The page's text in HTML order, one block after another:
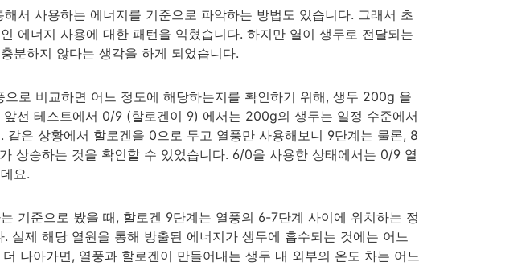
서 사용하는 에너지를 기준으로 파악하는 방법도 있습니다. 그래서 초
에너지 사용에 대한 패턴을 익혔습니다. 하지만 열이 생두로 전달되는
분하지 않다는 생각을 하게 되었습니다.
로 비교하면 어느 정도에 해당하는지를 확인하기 위해, 생두 200g 을
선 테스트에서 0/9 (할로겐이 9) 에서는 200g의 생두는 일정 수준에서
같은 상황에서 할로겐을 0으로 두고 열풍만 사용해보니 9단계는 물론, 8
상승하는 것을 확인할 수 있었습니다. 6/0을 사용한 상태에서는 0/9 열
요.
기준으로 봤을 때, 할로겐 9단계는 열풍의 6-7단계 사이에 위치하는 정
실제 해당 열원을 통해 방출된 에너지가 생두에 흡수되는 것에는 어느
나아가면, 열풍과 할로겐이 만들어내는 생두 내 외부의 온도 차는 어느